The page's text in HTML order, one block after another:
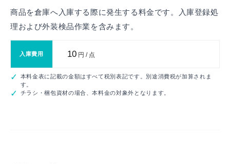
商品を倉庫へ入庫する際に発生する料金です。
入庫登録処
理および外装検品作業を含みます。
入庫費用 10 円 / 点
本料金表に記載の金額はすべて税別表記です。別途消費税が加算されま
す。
チラシ・梱包資材の場合、本料金の対象外となります。